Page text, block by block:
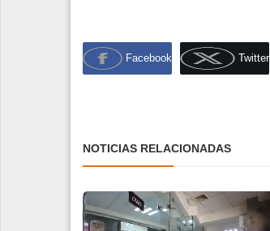
Facebook Twitter
NOTICIAS RELACIONADAS